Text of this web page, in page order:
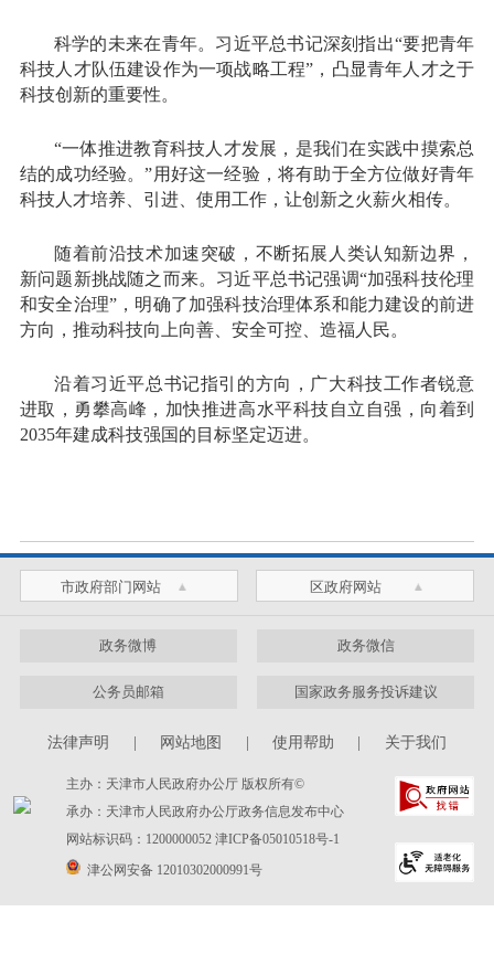
科学的未来在青年。习近平总书记深刻指出“要把青年
科技人才队伍建设作为一项战略工程”，凸显青年人才之于
科技创新的重要性。
“一体推进教育科技人才发展，是我们在实践中摸索总
结的成功经验。”用好这一经验，将有助于全方位做好青年
科技人才培养、引进、使用工作，让创新之火薪火相传。
随着前沿技术加速突破，不断拓展人类认知新边界，
新问题新挑战随之而来。习近平总书记强调“加强科技伦理
和安全治理”，明确了加强科技治理体系和能力建设的前进
方向，推动科技向上向善、安全可控、造福人民。
沿着习近平总书记指引的方向，广大科技工作者锐意
进取，勇攀高峰，加快推进高水平科技自立自强，向着到
2035年建成科技强国的目标坚定迈进。
市政府部门网站 区政府网站
政务微博 政务微信
公务员邮箱 国家政务服务投诉建议
法律声明 | 网站地图 | 使用帮助 | 关于我们
主办：天津市人民政府办公厅 版权所有©
承办：天津市人民政府办公厅政务信息发布中心
网站标识码：1200000052 津ICP备05010518号-1
津公网安备 12010302000991号